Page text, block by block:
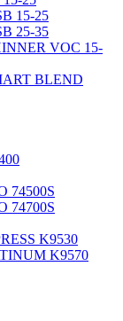
15-25
25-35
VOC 15-
BLEND
74500S
74700S
K9530
K9570